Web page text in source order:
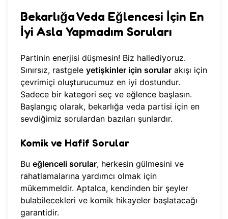
Bekarlığa Veda Eğlencesi İçin En
İyi Asla Yapmadım Soruları
Partinin enerjisi düşmesin! Biz hallediyoruz.
Sınırsız, rastgele yetişkinler için sorular akışı için
çevrimiçi oluşturucumuz en iyi dostundur.
Sadece bir kategori seç ve eğlence başlasın.
Başlangıç olarak, bekarlığa veda partisi için en
sevdiğimiz sorulardan bazıları şunlardır.
Komik ve Hafif Sorular
Bu eğlenceli sorular, herkesin gülmesini ve
rahatlamalarına yardımcı olmak için
mükemmeldir. Aptalca, kendinden bir şeyler
bulabilecekleri ve komik hikayeler başlatacağı
garantidir.